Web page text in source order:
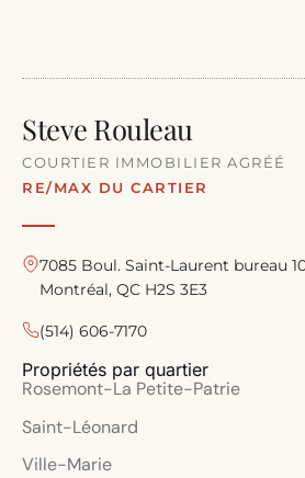
Steve Rouleau
COURTIER IMMOBILIER AGRÉÉ
RE/MAX DU CARTIER
7085 Boul. Saint-Laurent bureau
Montréal, QC H2S 3E3
(514) 606-7170
Propriétés par quartier
Rosemont-La Petite-Patrie
Saint-Léonard
Ville-Marie